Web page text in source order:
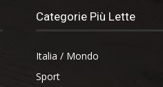
Categorie Più Lette
Italia / Mondo
Sport